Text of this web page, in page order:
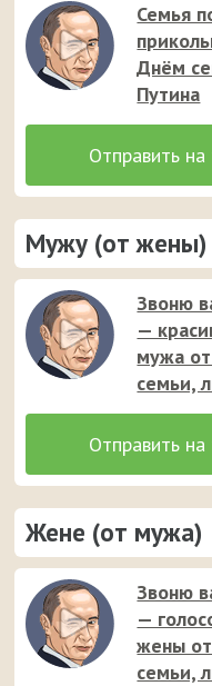
Семья
Днём
Путина
Мужу (от жены)
Звоню
—
мужа
семьи,
Жене (от мужа)
Звоню
—
жены
семьи,